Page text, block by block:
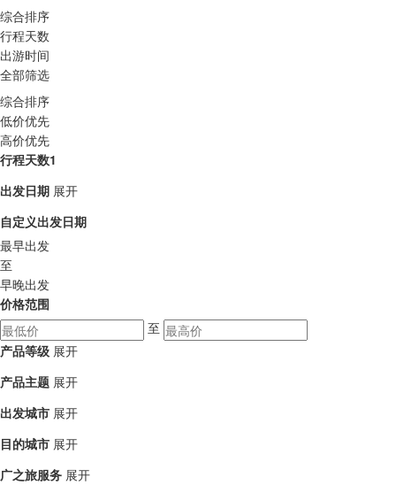
综合排序
行程天数
出游时间
全部筛选
综合排序
低价优先
高价优先
行程天数1
出发日期 展开
自定义出发日期
最早出发
至
早晚出发
价格范围
至
产品等级 展开
产品主题 展开
出发城市 展开
目的城市 展开
广之旅服务 展开